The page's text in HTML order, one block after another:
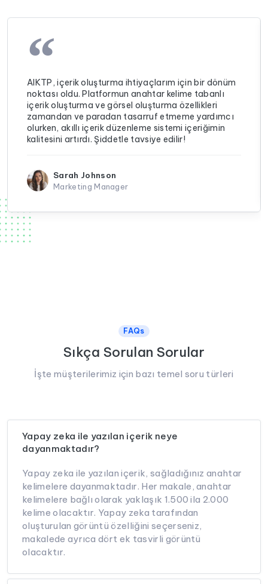
“
AIKTP, içerik oluşturma ihtiyaçlarım için bir dönüm
noktası oldu. Platformun anahtar kelime tabanlı
içerik oluşturma ve görsel oluşturma özellikleri
zamandan ve paradan tasarruf etmeme yardımcı
olurken, akıllı içerik düzenleme sistemi içeriğimin
kalitesini artırdı. Şiddetle tavsiye edilir!
Sarah Johnson
Marketing Manager
FAQs
Sıkça Sorulan Sorular
İşte müşterilerimiz için bazı temel soru türleri
Yapay zeka ile yazılan içerik neye
dayanmaktadır?
Yapay zeka ile yazılan içerik, sağladığınız anahtar
kelimelere dayanmaktadır. Her makale, anahtar
kelimelere bağlı olarak yaklaşık 1.500 ila 2.000
kelime olacaktır. Yapay zeka tarafından
oluşturulan görüntü özelliğini seçerseniz,
makalede ayrıca dört ek tasvirli görüntü
olacaktır.